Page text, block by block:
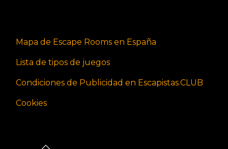
Mapa de Escape Rooms en España
Lista de tipos de juegos
Condiciones de Publicidad en Escapistas.CLUB
Cookies